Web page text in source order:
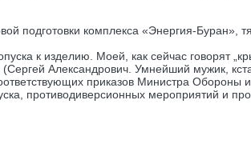
подготовки комплекса «Энергия-Буран»,
к изделию. Моей, как сейчас говорят
Александрович. Умнейший мужик,
приказов Министра Обороны
противодиверсионных мероприятий и